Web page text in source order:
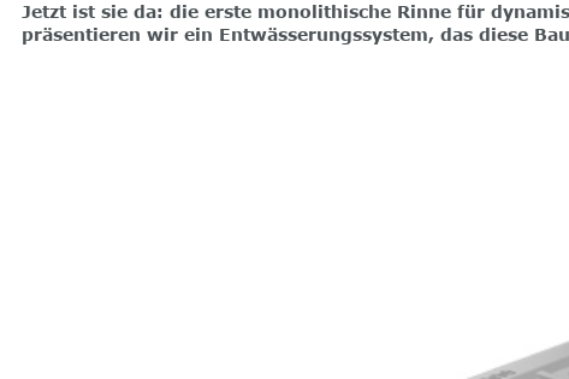
Jetzt ist sie da: die erste monolithische Rinne für
präsentieren wir ein Entwässerungssystem, das diese